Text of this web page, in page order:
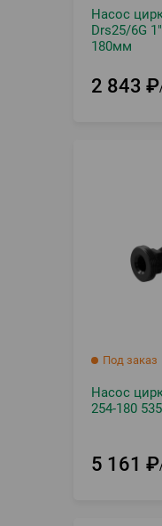
Насос
Drs25/6G
180мм
2 843 ₽
Под заказ
Насос
254-180
5 161 ₽